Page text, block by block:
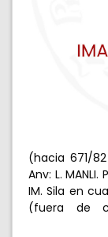
(hacia 671/
Anv: L. MANLI.
IM. Sila en
(fuera de